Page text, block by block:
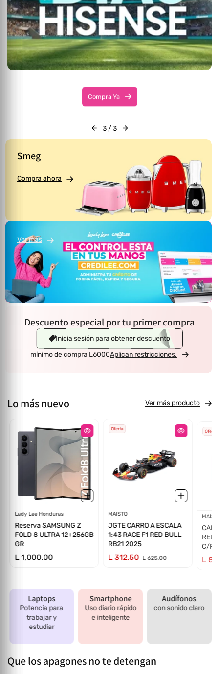
Compra Ya
3/3
Smeg
Compra ahora
Ver más
Descuento especial por tu primer compra
Inicia sesión para obtener descuento
mínimo de compra L6000Aplican restricciones.
Lo más nuevo Ver más producto
Proveedor:
Lady Lee Honduras
Reserva SAMSUNG Z
FOLD 8 ULTRA 12+256GB
GR
L 1,000.00
Oferta
Proveedor:
MAISTO
JGTE CARRO A ESCALA
1:43 RACE F1 RED BULL
RB21 2025
L 312.50 L 625.00
Oferta
RED
C/
L
Laptops
Potencia para
trabajar y
estudiar
Smartphone
Uso diario rápido
e inteligente
Audífonos
con sonido claro
Que los apagones no te detengan